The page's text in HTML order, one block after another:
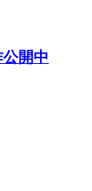
開中